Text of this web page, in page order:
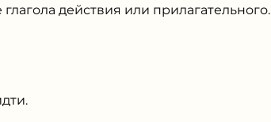
действия или прилагательного.